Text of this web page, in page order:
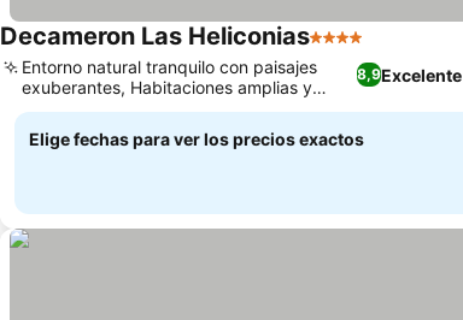
Decameron Las Heliconias4 Estrellas
8,9Excelente
Entorno natural tranquilo con paisajes
exuberantes, Habitaciones amplias y
cómodas con vistas
Elige fechas para ver los precios exactos